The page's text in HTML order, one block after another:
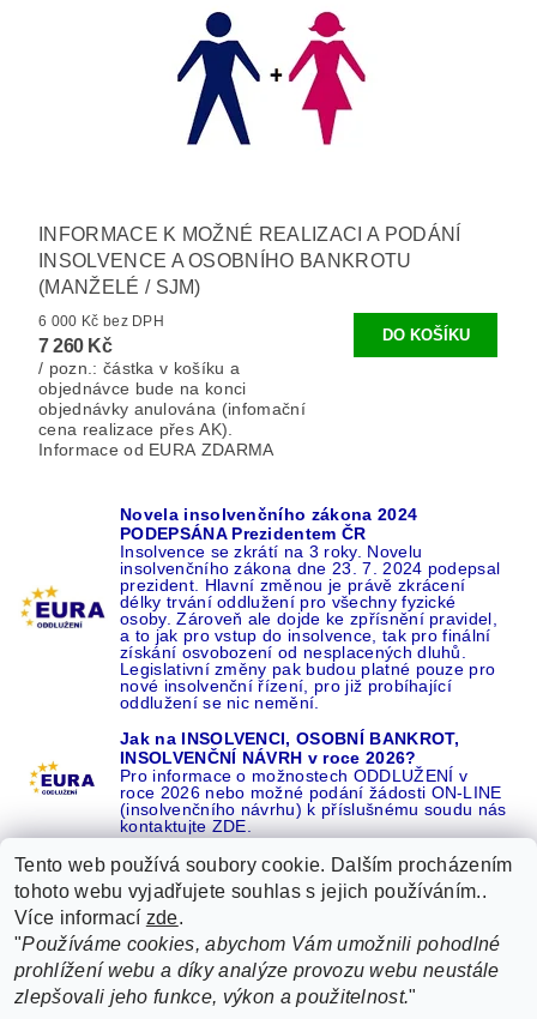
INFORMACE K MOŽNÉ REALIZACI A PODÁNÍ
INSOLVENCE A OSOBNÍHO BANKROTU
(MANŽELÉ / SJM)
6 000 Kč bez DPH
7 260 Kč
/ pozn.: částka v košíku a
objednávce bude na konci
objednávky anulována (infomační
cena realizace přes AK).
Informace od EURA ZDARMA
Novela insolvenčního zákona 2024
PODEPSÁNA Prezidentem ČR
Insolvence se zkrátí na 3 roky. Novelu
insolvenčního zákona dne 23. 7. 2024 podepsal
prezident. Hlavní změnou je právě zkrácení
délky trvání oddlužení pro všechny fyzické
osoby. Zároveň ale dojde ke zpřísnění pravidel,
a to jak pro vstup do insolvence, tak pro finální
získání osvobození od nesplacených dluhů.
Legislativní změny pak budou platné pouze pro
nové insolvenční řízení, pro již probíhající
oddlužení se nic nemění.
Jak na INSOLVENCI, OSOBNÍ BANKROT,
INSOLVENČNÍ NÁVRH v roce 2026?
Pro informace o možnostech ODDLUŽENÍ v
roce 2026 nebo možné podání žádosti ON-LINE
(insolvenčního návrhu) k příslušnému soudu nás
kontaktujte ZDE.
Recenze o NÁS na GOOGLE 16 let REFERENCÍ v celé ČR |
Recenze o NÁS na SEZNAMU |
ŽÁDEJTE život BEZ DLUHŮ nebo EXEKUCÍ ZDE
Tento web používá soubory cookie. Dalším procházením
tohoto webu vyjadřujete souhlas s jejich používáním..
Více informací zde.
"Používáme cookies, abychom Vám umožnili pohodlné
prohlížení webu a díky analýze provozu webu neustále
zlepšovali jeho funkce, výkon a použitelnost."